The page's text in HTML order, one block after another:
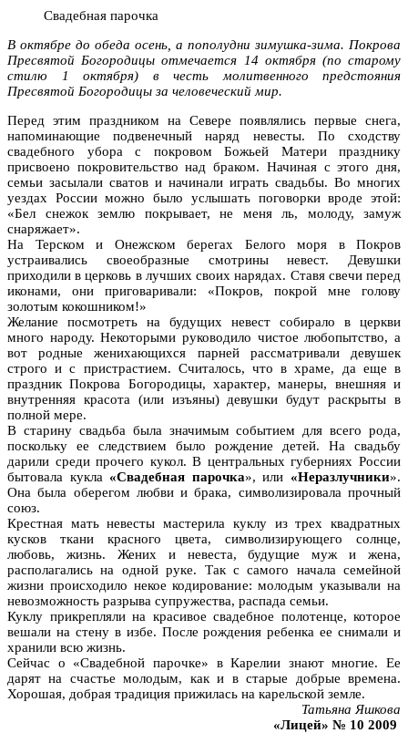
Свадебная парочка
В октябре до обеда осень, а пополудни зимушка-зима. Покрова
Пресвятой Богородицы отмечается 14 октября (по старому
стилю 1 октября) в честь молитвенного предстояния
Пресвятой Богородицы за человеческий мир.
Перед этим праздником на Севере появлялись первые снега,
напоминающие подвенечный наряд невесты. По сходству
свадебного убора с покровом Божьей Матери празднику
присвоено покровительство над браком. Начиная с этого дня,
семьи засылали сватов и начинали играть свадьбы. Во многих
уездах России можно было услышать поговорки вроде этой:
«Бел снежок землю покрывает, не меня ль, молоду, замуж
снаряжает».
На Терском и Онежском берегах Белого моря в Покров
устраивались своеобразные смотрины невест. Девушки
приходили в церковь в лучших своих нарядах. Ставя свечи перед
иконами, они приговаривали: «Покров, покрой мне голову
золотым кокошником!»
Желание посмотреть на будущих невест собирало в церкви
много народу. Некоторыми руководило чистое любопытство, а
вот родные женихающихся парней рассматривали девушек
строго и с пристрастием. Считалось, что в храме, да еще в
праздник Покрова Богородицы, характер, манеры, внешняя и
внутренняя красота (или изъяны) девушки будут раскрыты в
полной мере.
В старину свадьба была значимым событием для всего рода,
поскольку ее следствием было рождение детей. На свадьбу
дарили среди прочего кукол. В центральных губерниях России
бытовала кукла«Свадебная парочка», или«Неразлучники».
Она была оберегом любви и брака, символизировала прочный
союз.
Крестная мать невесты мастерила куклу из трех квадратных
кусков ткани красного цвета, символизирующего солнце,
любовь, жизнь. Жених и невеста, будущие муж и жена,
располагались на одной руке. Так с самого начала семейной
жизни происходило некое кодирование: молодым указывали на
невозможность разрыва супружества, распада семьи.
Куклу прикрепляли на красивое свадебное полотенце, которое
вешали на стену в избе. После рождения ребенка ее снимали и
хранили всю жизнь.
Сейчас о «Свадебной парочке» в Карелии знают многие. Ее
дарят на счастье молодым, как и в старые добрые времена.
Хорошая, добрая традиция прижилась на карельской земле.
Татьяна Яшкова
«Лицей» № 10 2009